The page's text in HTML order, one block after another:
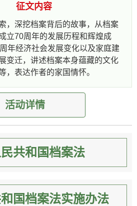
征文内容
，深挖档案背后的故事，从档案
立70周年的发展历程和辉煌成
年经济社会发展变化以及家庭建
变迁，讲述档案本身蕴藏的文化
，表达作者的家国情怀。
活动详情
共和国档案法
国档案法实施办法